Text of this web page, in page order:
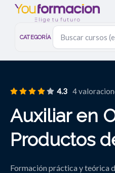
CATEGORÍA
4.3 4
Auxiliar en
Productos
Formación práctica y teórica